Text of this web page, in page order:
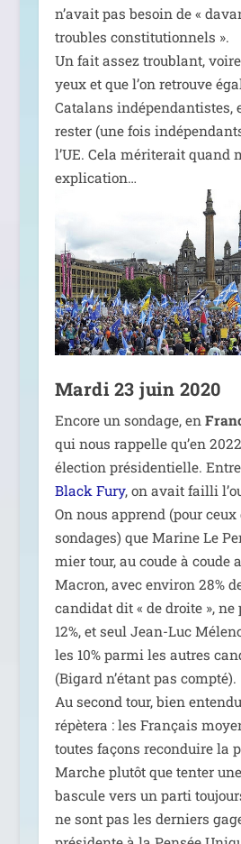
n’avait pas besoin de «
troubles consti­tu­tion­nels ».
Un fait assez trou­blant,
yeux et que l’on retrouve
Catalans indé­pen­dan­tistes,
res­ter (une fois
l’UE. Cela méri­te­rait quand
explication…
Mardi 23 juin 2020
Encore un son­dage, en
qui nous rap­pelle qu’en
élec­tion pré­si­den­tielle.
Black Fury, on avait failli
On nous apprend (pour
son­dages) que Marine Le
mier tour, au coude à coude
Macron, avec envi­ron 28%
can­di­dat dit « de droite », ne
12%, et seul Jean-Luc
les 10% par­mi les autres
(Bigard n’é­tant pas comp­té).
Au second tour, bien
répè­te­ra : les Français
toutes façons recon­duire la
Marche plu­tôt que ten­ter
bas­cule vers un par­ti
ne sont pas les der­niers